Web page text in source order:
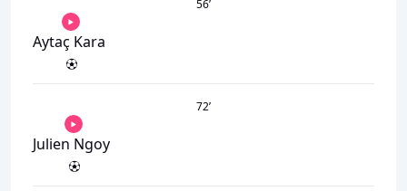
56’
Aytaç Kara
72’
Julien Ngoy